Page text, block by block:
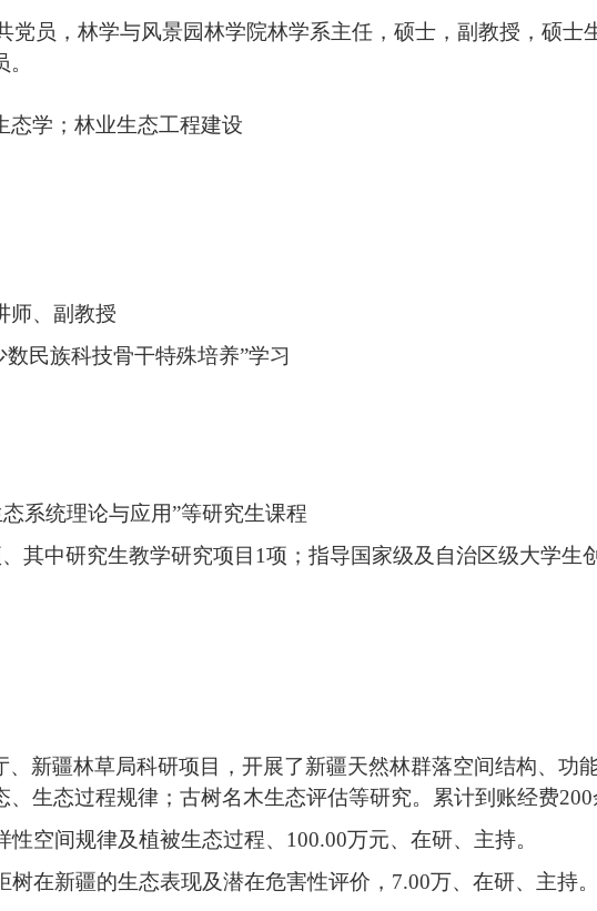
党员，林学与风景园林学院林学系主任，硕士，副教授，硕士
态学；林业生态工程建设
师、副教授
数民族科技骨干特殊培养”学习
系统理论与应用”等研究生课程
其中研究生教学研究项目 1项；指导国家级及自治区级大学生
新疆林草局科研项目，开展了新疆天然林群落空间结构、功
、生态过程规律；古树名木生态评估等研究。累计到账经费200
空间规律及植被生态过程、 100.00万元、在研、主持。
在新疆的生态表现及潜在危害性评价 ， 7.00万、在研、主持。